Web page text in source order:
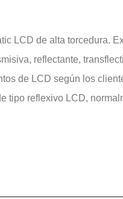
LCD de alta torcedura.
reflectante,
de LCD según los
tipo reflexivo LCD,